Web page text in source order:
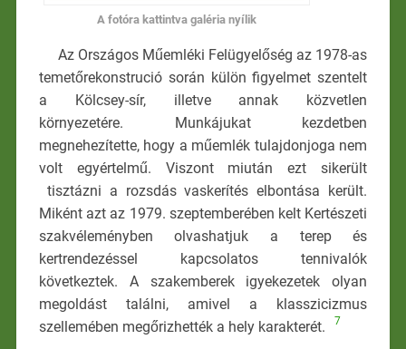
A fotóra kattintva galéria nyílik
Az Országos Műemléki Felügyelőség az 1978-as
temetőrekonstrució során külön figyelmet szentelt
a Kölcsey-sír, illetve annak közvetlen
környezetére. Munkájukat kezdetben
megnehezítette, hogy a műemlék tulajdonjoga nem
volt egyértelmű. Viszont miután ezt sikerült
tisztázni a rozsdás vaskerítés elbontása került.
Miként azt az 1979. szeptemberében kelt Kertészeti
szakvéleményben olvashatjuk a terep és
kertrendezéssel kapcsolatos tennivalók
következtek. A szakemberek igyekezetek olyan
megoldást találni, amivel a klasszicizmus
szellemében megőrizhették a hely karakterét.
7